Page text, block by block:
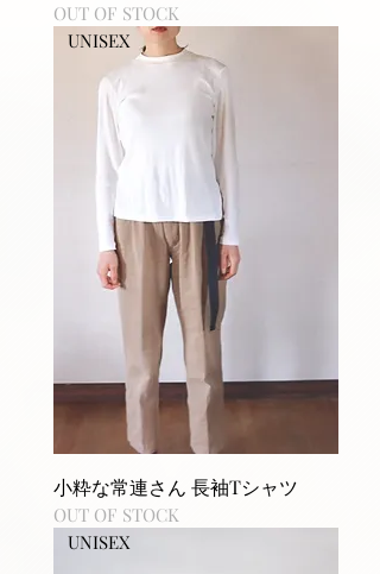
OUT OF STOCK
UNISEX
小粋な常連さん 長袖Tシャツ
OUT OF STOCK
UNISEX